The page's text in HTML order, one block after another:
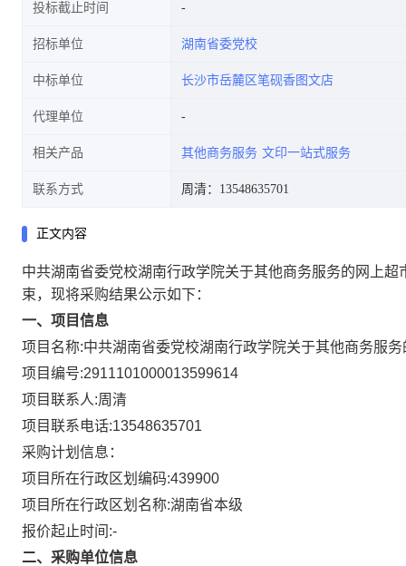
投标截止时间
招标单位 湖南省委党校
中标单位 长沙市岳麓区笔砚香图文店
代理单位
相关产品 其他商务服务 文印一站式服务
联系方式 周清：13548635701
正文内容
中共湖南省委党校湖南行政学院关于其他商务服务的网上超
束，现将采购结果公示如下：
一、项目信息
项目名称:中共湖南省委党校湖南行政学院关于其他商务服
项目编号:2911101000013599614
项目联系人:周清
项目联系电话:13548635701
采购计划信息：
项目所在行政区划编码:439900
项目所在行政区划名称:湖南省本级
报价起止时间:-
二、采购单位信息